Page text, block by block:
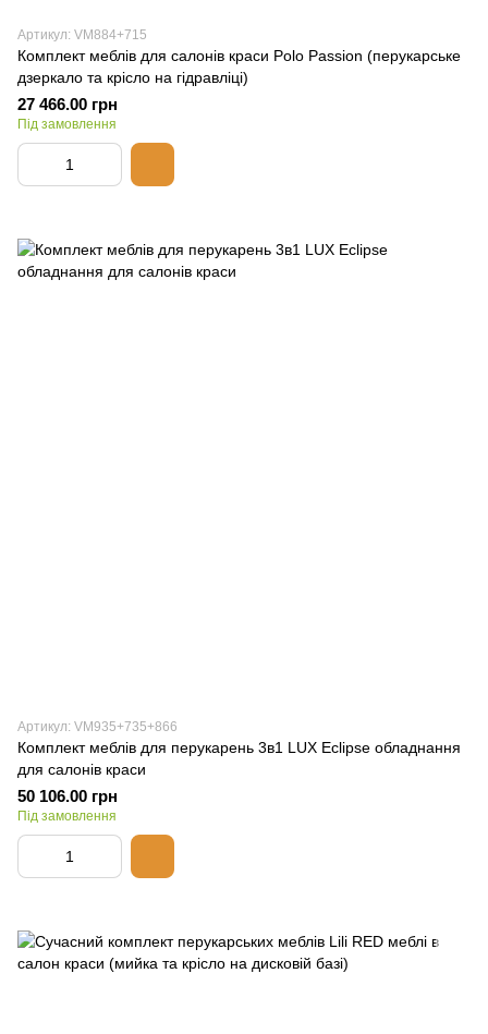
Артикул: VM884+715
Комплект меблів для салонів краси Polo Passion (перукарське
дзеркало та крісло на гідравліці)
27 466.00 грн
Під замовлення
Артикул: VM935+735+866
Комплект меблів для перукарень 3в1 LUX Eclipse обладнання
для салонів краси
50 106.00 грн
Під замовлення